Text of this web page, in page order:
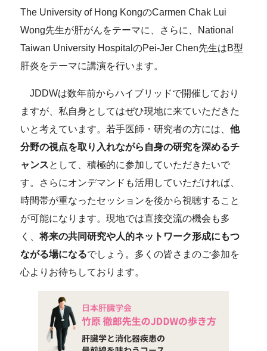
The University of Hong KongのCarmen Chak Lui
Wong先生が肝がんをテーマに、さらに、National
Taiwan University HospitalのPei-Jer Chen先生はB型
肝炎をテーマに講演を行います。
JDDWは数年前からハイブリッドで開催しており
ますが、私自身としてはぜひ現地に来ていただきた
いと考えています。若手医師・研究者の方には、他
分野の視点を取り入れながら自身の研究を深めるチ
ャンスとして、積極的に参加していただきたいで
す。さらにオンデマンドも活用していただければ、
時間帯が重なったセッションを後から視聴すること
が可能になります。現地では直接交流の機会も多
く、将来の共同研究や人的ネットワーク形成にもつ
ながる場になるでしょう。多くの皆さまのご参加を
心よりお待ちしております。